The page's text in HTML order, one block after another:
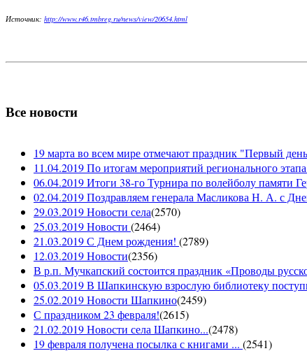
Источник: http://www.r46.tmbreg.ru/news/view/20654.html
Все новости
19 марта во всем мире отмечают праздник "Первый
11.04.2019 По итогам мероприятий регионального
06.04.2019 Итоги 38-го Турнира по волейболу памяти
02.04.2019 Поздравляем генерала Масликова Н. А. с
29.03.2019 Новости села(2570)
25.03.2019 Новости (2464)
21.03.2019 С Днем рождения! (2789)
12.03.2019 Новости(2356)
В р.п. Мучкапский состоится праздник «Проводы
05.03.2019 В Шапкинскую взрослую библиотеку
25.02.2019 Новости Шапкино(2459)
С праздником 23 февраля!(2615)
21.02.2019 Новости села Шапкино...(2478)
19 февраля получена посылка с книгами ... (2541)